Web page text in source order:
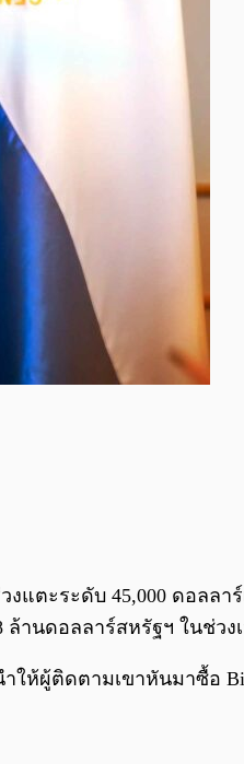
งแตะระดับ 45,000 ดอลลา
ล้านดอลลาร์สหรัฐฯ ในช่วง
ให้ผู้ติดตามเขาหันมาซื้อ